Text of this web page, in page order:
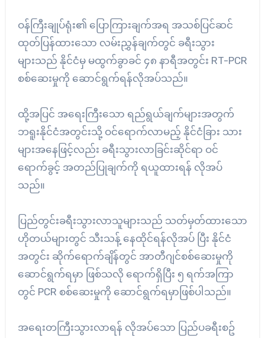
ဝန်ကြီးချုပ်ရုံး၏ ပြောကြားချက်အရ အသစ်ပြင်ဆင်
ထုတ်ပြန်ထားသော လမ်းညွှန်ချက်တွင် ခရီးသွား
များသည် နိုင်ငံမှ မထွက်ခွာခင် ၄၈ နာရီအတွင်း RT-PCR
စစ်ဆေးမှုကို ဆောင်ရွက်ရန်လိုအပ်သည်။
ထို့အပြင် အရေးကြီးသော ရည်ရွယ်ချက်များအတွက်
ဘရူးနိုင်ငံအတွင်းသို့ ဝင်ရောက်လာမည့် နိုင်ငံခြား သား
များအနေဖြင့်လည်း ခရီးသွားလာခြင်းဆိုင်ရာ ဝင်
ရောက်ခွင့် အတည်ပြုချက်ကို ရယူထားရန် လိုအပ်
သည်။
ပြည်တွင်းခရီးသွားလာသူများသည် သတ်မှတ်ထားသော
ဟိုတယ်များတွင် သီးသန့် နေထိုင်ရန်လိုအပ် ပြီး နိုင်ငံ
အတွင်း ဆိုက်ရောက်ချိန်တွင် အာတီဂျင်စစ်ဆေးမှုကို
ဆောင်ရွက်ရမှာ ဖြစ်သလို ရောက်ရှိပြီး ၅ ရက်အကြာ
တွင် PCR စစ်ဆေးမှုကို ဆောင်ရွက်ရမှာဖြစ်ပါသည်။
အရေးတကြီးသွားလာရန် လိုအပ်သော ပြည်ပခရီးစဥ်